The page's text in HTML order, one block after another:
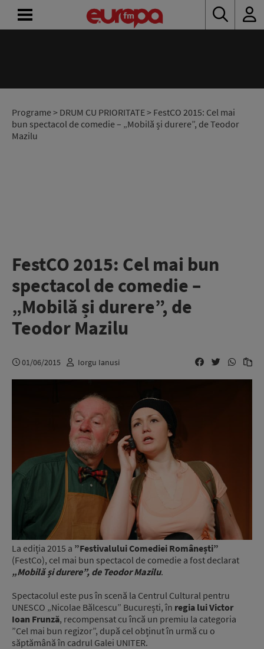
Programe> DRUM CU PRIORITATE> FestCO 2015: Cel mai
bun spectacol de comedie – „Mobilă și durere”, de Teodor
Mazilu
FestCO 2015: Cel mai bun
spectacol de comedie –
„Mobilă și durere”, de
Teodor Mazilu
01/06/2015 Iorgu Ianusi
La ediția 2015 a ”Festivalului Comediei Românești”
(FestCo), cel mai bun spectacol de comedie a fost declarat
„Mobilă și durere”, de Teodor Mazilu.
Spectacolul este pus în scenă la Centrul Cultural pentru
UNESCO „Nicolae Bălcescu” București, în regia lui Victor
Ioan Frunză, recompensat cu încă un premiu la categoria
”Cel mai bun regizor”, după cel obținut în urmă cu o
săptămână în cadrul Galei UNITER.
RADIO
CONCURSURI